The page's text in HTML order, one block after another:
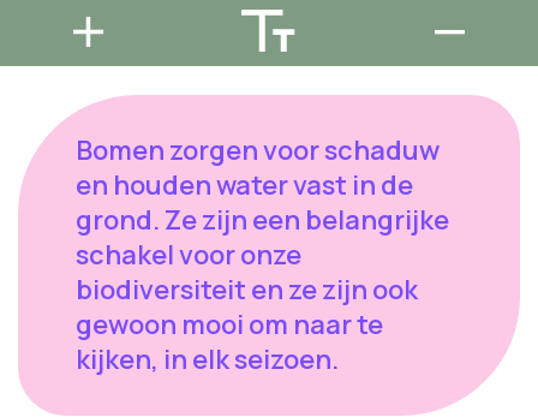
Bomen zorgen voor schaduw
en houden water vast in de
grond. Ze zijn een belangrijke
schakel voor onze
biodiversiteit en ze zijn ook
gewoon mooi om naar te
kijken, in elk seizoen.